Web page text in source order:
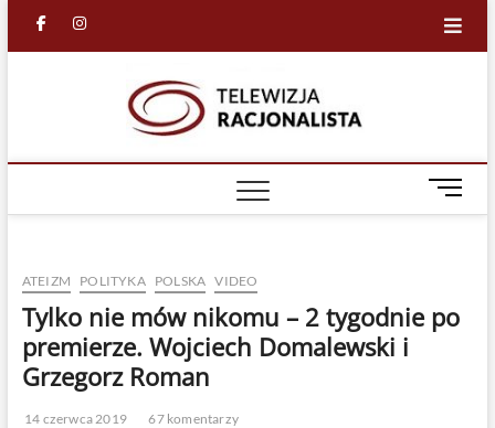
facebook
in
M
e
u
t
ATEIZM POLITYKA POLSKA VIDEO
Tylko nie mów nikomu – 2 tygodnie po
premierze. Wojciech Domalewski i
Grzegorz Roman
14 czerwca 2019
67 komentarzy